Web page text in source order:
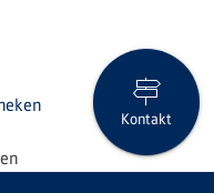
Kontakt